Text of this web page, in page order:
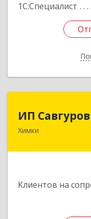
1С:Специалист
ИП
Химки
Клиентов на
141407,